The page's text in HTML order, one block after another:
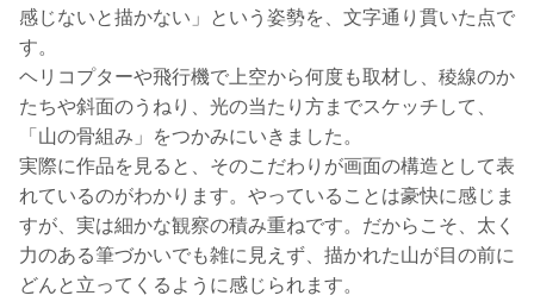
感じないと描かない」という姿勢を、文字通り貫いた点で
す。
ヘリコプターや飛行機で上空から何度も取材し、稜線のか
たちや斜面のうねり、光の当たり方までスケッチして、
「山の骨組み」をつかみにいきました。
実際に作品を見ると、そのこだわりが画面の構造として表
れているのがわかります。やっていることは豪快に感じま
すが、実は細かな観察の積み重ねです。だからこそ、太く
力のある筆づかいでも雑に見えず、描かれた山が目の前に
どんと立ってくるように感じられます。